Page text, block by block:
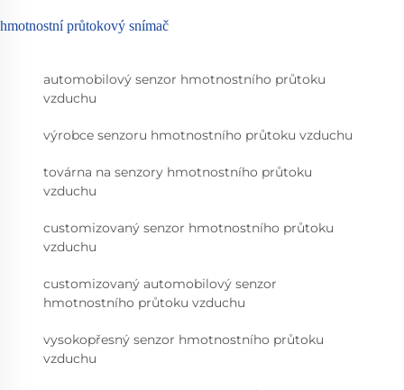
hmotnostní průtokový snímač
automobilový senzor hmotnostního průtoku
vzduchu
výrobce senzoru hmotnostního průtoku vzduchu
továrna na senzory hmotnostního průtoku
vzduchu
customizovaný senzor hmotnostního průtoku
vzduchu
customizovaný automobilový senzor
hmotnostního průtoku vzduchu
vysokopřesný senzor hmotnostního průtoku
vzduchu